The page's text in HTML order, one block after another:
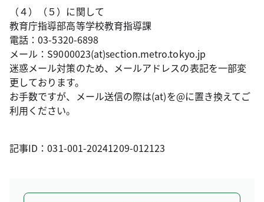
（４）（５）に関して
教育庁指導部高等学校教育指導課
電話：03-5320-6898
メール：S9000023(at)section.metro.tokyo.jp
迷惑メール対策のため、メールアドレスの表記を一部変
更しております。
お手数ですが、メール送信の際は(at)を@に置き換えてご
利用ください。
記事ID：031-001-20241209-012123